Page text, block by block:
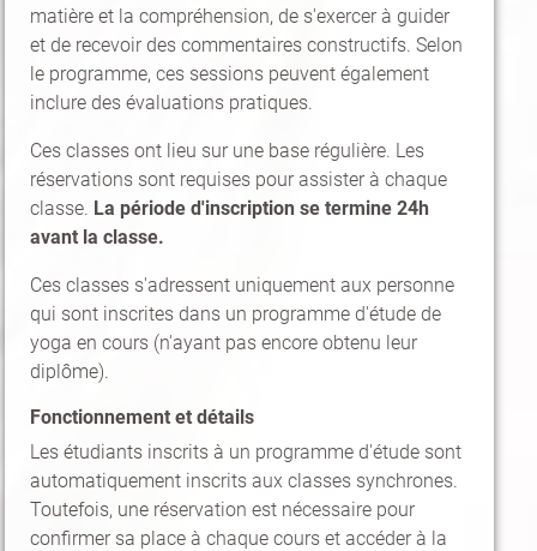
matière et la compréhension, de s'exercer à guider
et de recevoir des commentaires constructifs. Selon
le programme, ces sessions peuvent également
inclure des évaluations pratiques.
Ces classes ont lieu sur une base régulière. Les
réservations sont requises pour assister à chaque
classe. La période d'inscription se termine 24h
avant la classe.
Ces classes s'adressent uniquement aux personne
qui sont inscrites dans un programme d'étude de
yoga en cours (n'ayant pas encore obtenu leur
diplôme).
Fonctionnement et détails
Les étudiants inscrits à un programme d'étude sont
automatiquement inscrits aux classes synchrones.
Toutefois, une réservation est nécessaire pour
confirmer sa place à chaque cours et accéder à la